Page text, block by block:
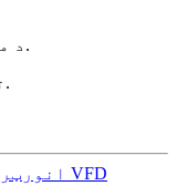
۸) د محصولاتو د ساتنې لپاره ښه بسته.
۹) تجربه لرونکی تخنیکي ملاتړ ټیم.